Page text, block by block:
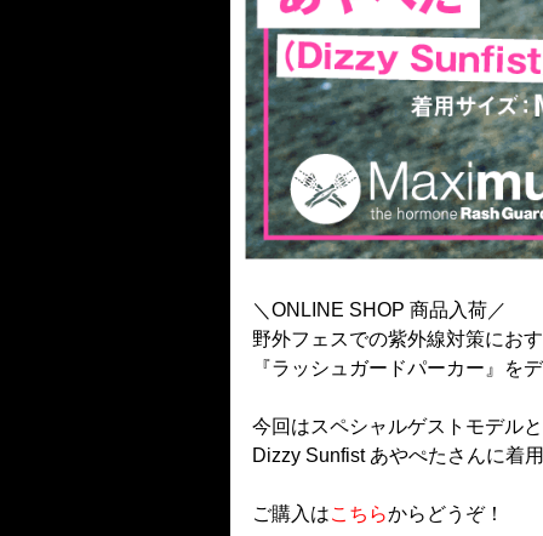
＼ONLINE SHOP 商品入荷／
野外フェスでの紫外線対策にお
『ラッシュガードパーカー』を
今回はスペシャルゲストモデル
Dizzy Sunfist あやぺたさんに着
ご購入はこちらからどうぞ！